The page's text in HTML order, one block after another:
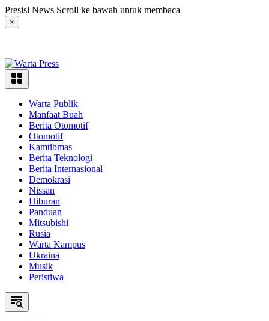
Langsung
ke
konten
Presisi News Scroll ke bawah untuk membaca
×
Warta Publik
Manfaat Buah
Berita Otomotif
Otomotif
Kamtibmas
Berita Teknologi
Berita Internasional
Demokrasi
Nissan
Hiburan
Panduan
Mitsubishi
Rusia
Warta Kampus
Ukraina
Musik
Peristiwa